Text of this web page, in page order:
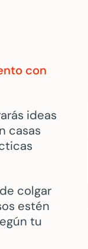
con
ideas
casas
colgar
estén
tu